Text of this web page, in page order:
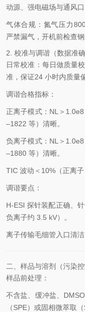
动源、强电磁场与通风
气体合规：氮气压力
严禁漏气，开机前检查钢
2. 校准与调谐（数据准确
日常校准：每日做质量
准，保证24 小时内质量
调谐合格指标：
正离子模式：NL＞
–1822 等）清晰。
负离子模式：NL＞
–1880 等）清晰。
TIC 波动＜10%（正离子
调谐要点：
H-ESI 探针装配正确、
负离子约 3.5 kV）。
离子传输毛细管入口清
二、样品与溶剂（污染控
样品前处理：
不含盐、缓冲盐、
（SPE）或固相微萃取